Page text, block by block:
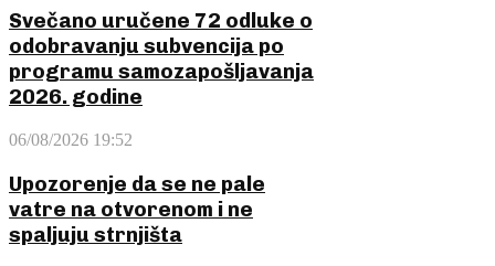
Svečano uručene 72 odluke o
odobravanju subvencija po
programu samozapošljavanja
2026. godine
06/08/2026 19:52
Upozorenje da se ne pale
vatre na otvorenom i ne
spaljuju strnjišta